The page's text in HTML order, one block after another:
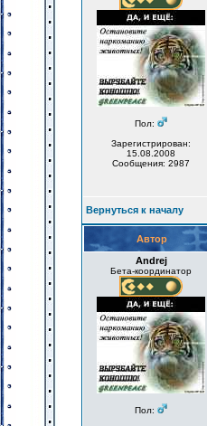
Пол:
Зарегистрирован:
15.08.2008
Сообщения: 2987
Вернуться к началу
Автор
Andrej
Бета-координатор
Пол: